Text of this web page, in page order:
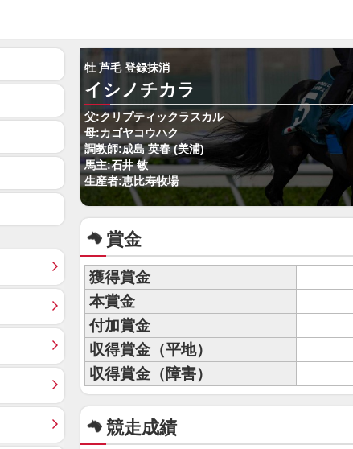
牡 芦毛 登録抹消
イシノチカラ
父:クリプティックラスカル
母:カゴヤコウハク
調教師:成島 英春 (美浦)
馬主:石井 敏
生産者:恵比寿牧場
賞金
獲得賞金
本賞金
付加賞金
収得賞金（平地）
収得賞金（障害）
競走成績